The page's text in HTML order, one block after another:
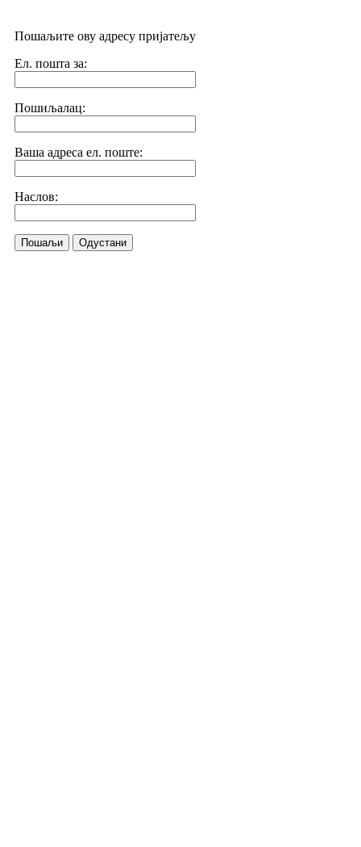
Пошаљите ову адресу пријатељу
Ел. пошта за:
Пошиљалац:
Ваша адреса ел. поште:
Наслов:
Пошаљи Одустани